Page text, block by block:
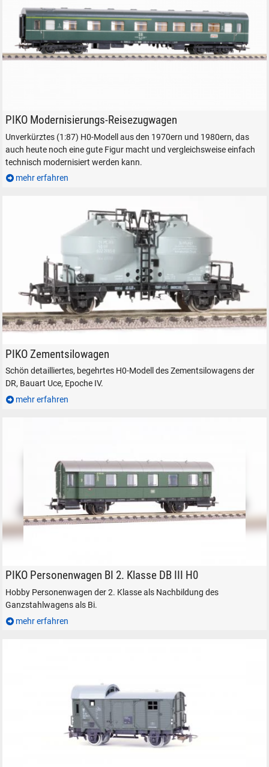
PIKO Modernisierungs-Reisezugwagen in H0 mit NEM-
PIKO Modernisierungs-Reisezugwagen
Unverkürztes (1:87) H0-Modell aus den 1970ern und 1980ern, das
auch heute noch eine gute Figur macht und vergleichsweise einfach
technisch modernisiert werden kann.
mehr erfahren
PIKO Zementsilowagen mit Bügelkupplungen.
PIKO Zementsilowagen
Schön detailliertes, begehrtes H0-Modell des Zementsilowagens der
DR, Bauart Uce, Epoche IV.
mehr erfahren
PIKO Personenwagen H0
PIKO Personenwagen BI 2. Klasse DB III H0
Hobby Personenwagen der 2. Klasse als Nachbildung des
Ganzstahlwagens als Bi.
mehr erfahren
SUCHEN
suchen Abbrechen